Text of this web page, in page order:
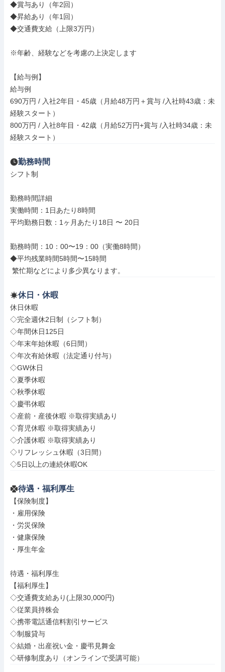
◆賞与あり（年2回）
◆昇給あり（年1回）
◆交通費支給（上限3万円）
※年齢、経験などを考慮の上決定します
【給与例】
給与例
690万円 / 入社2年目・45歳（月給48万円＋賞与 /入社時43歳：未
経験スタート）
800万円 / 入社8年目・42歳（月給52万円+賞与 /入社時34歳：未
経験スタート）
勤務時間
シフト制
勤務時間詳細
実働時間：1日あたり8時間
平均勤務日数：1ヶ月あたり18日 〜 20日
勤務時間：10：00〜19：00（実働8時間）
◆平均残業時間5時間〜15時間
繁忙期などにより多少異なります。
休日・休暇
休日休暇
◇完全週休2日制（シフト制）
◇年間休日125日
◇年末年始休暇（6日間）
◇年次有給休暇（法定通り付与）
◇GW休日
◇夏季休暇
◇秋季休暇
◇慶弔休暇
◇産前・産後休暇 ※取得実績あり
◇育児休暇 ※取得実績あり
◇介護休暇 ※取得実績あり
◇リフレッシュ休暇（3日間）
◇5日以上の連続休暇OK
待遇・福利厚生
【保険制度】
・雇用保険
・労災保険
・健康保険
・厚生年金
待遇・福利厚生
【福利厚生】
◇交通費支給あり(上限30,000円)
◇従業員持株会
◇携帯電話通信料割引サービス
◇制服貸与
◇結婚・出産祝い金・慶弔見舞金
◇研修制度あり（オンラインで受講可能）